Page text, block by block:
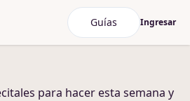
Guías Ingresar
para hacer esta semana y